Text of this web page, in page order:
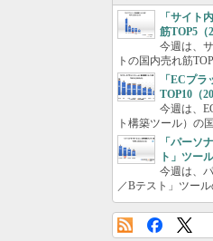
「サイト
筋TOP5（
今週は、
トの国内売れ筋
「ECプ
TOP10（
今週は、
ト構築ツール）の
「パーソ
ト」ツー
今週は、
／Bテスト」ツー